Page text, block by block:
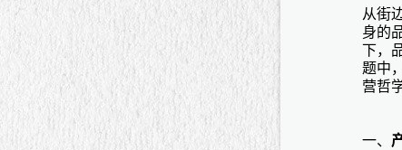
从街
身的
下，
题中
营哲
一、